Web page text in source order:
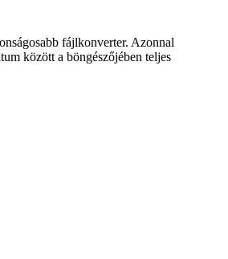
fájlkonverter. Azonnal
között a böngészőjében teljes